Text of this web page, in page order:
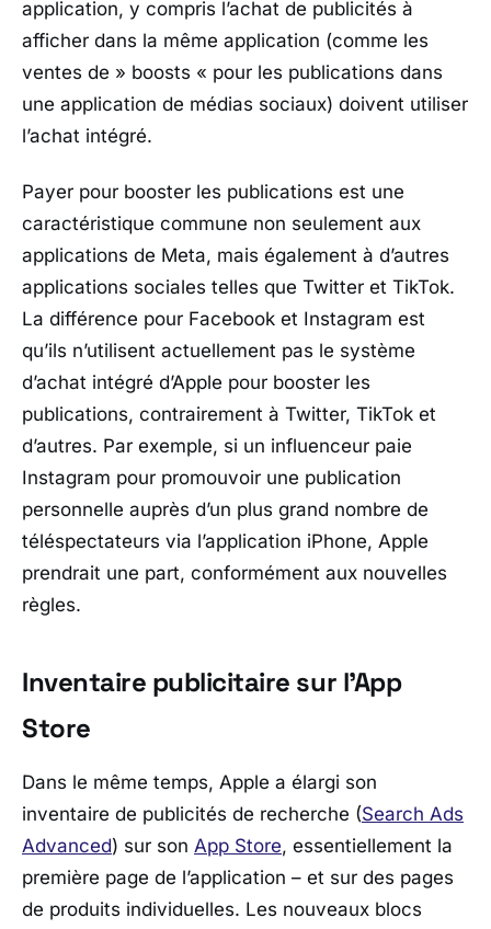
application, y compris l’achat de publicités à
afficher dans la même application (comme les
ventes de » boosts « pour les publications dans
une application de médias sociaux) doivent utiliser
l’achat intégré.
Payer pour booster les publications est une
caractéristique commune non seulement aux
applications de Meta, mais également à d’autres
applications sociales telles que Twitter et TikTok.
La différence pour Facebook et Instagram est
qu’ils n’utilisent actuellement pas le système
d’achat intégré d’Apple pour booster les
publications, contrairement à Twitter, TikTok et
d’autres. Par exemple, si un influenceur paie
Instagram pour promouvoir une publication
personnelle auprès d’un plus grand nombre de
téléspectateurs via l’application iPhone, Apple
prendrait une part, conformément aux nouvelles
règles.
Inventaire publicitaire sur l’App
Store
Dans le même temps, Apple a élargi son
inventaire de publicités de recherche (Search Ads
Advanced) sur son App Store, essentiellement la
première page de l’application – et sur des pages
de produits individuelles. Les nouveaux blocs